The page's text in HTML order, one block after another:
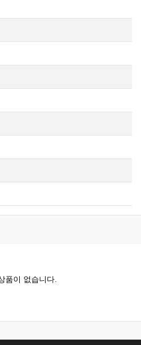
품이 없습니다.